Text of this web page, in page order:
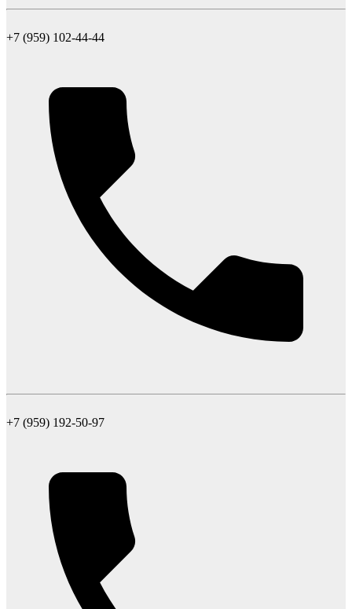
+7 (959) 102-44-44
+7 (959) 192-50-97